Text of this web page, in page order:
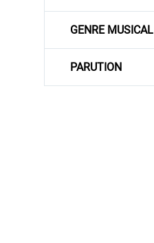
GENRE MUSICAL
PARUTION